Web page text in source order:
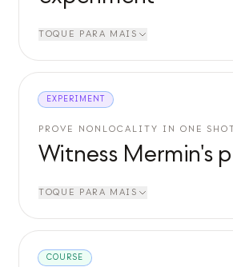
TOQUE PARA MAIS
EXPERIMENT
PROVE NONLOCALITY IN ONE
Witness Mermin's
TOQUE PARA MAIS
COURSE